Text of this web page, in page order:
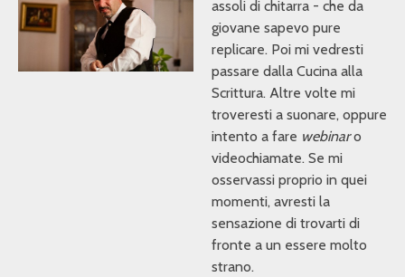
assoli di chitarra - che da
giovane sapevo pure
replicare. Poi mi vedresti
passare dalla Cucina alla
Scrittura. Altre volte mi
troveresti a suonare, oppure
intento a fare webinaro
videochiamate. Se mi
osservassi proprio in quei
momenti, avresti la
sensazione di trovarti di
fronte a un essere molto
strano.